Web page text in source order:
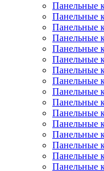
Панельные
Панельные
Панельные
Панельные
Панельные
Панельные
Панельные
Панельные
Панельные
Панельные
Панельные
Панельные
Панельные
Панельные
Панельные
Панельные